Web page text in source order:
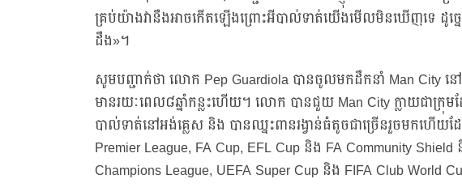
គ្រប់យ៉ាងវានឹងអាចកើតឡើងព្រោះអីបាល់ទាត់យើងមើលមិនឃើញទេ ដូច្នេ
ដឹង»។
សូមបញ្ជាក់ថា លោក Pep Guardiola បានចូលមកដឹកនាំ Man City ន
មានរយៈពេល៨ឆ្នាំកន្លះហើយ។ លោក បានជួយ Man City ក្លាយជាក្រុ
បាល់ទាត់នៅអង់គ្លេស និង បានឈ្នះពានរង្វាន់ធំតូចជាច្រើនរួចមកហើយដ
Premier League, FA Cup, EFL Cup និង FA Community Shield
Champions League, UEFA Super Cup និង FIFA Club World